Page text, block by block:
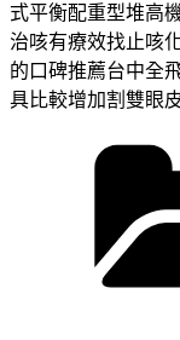
式平衡配重型堆高
治咳有療效找止咳
的口碑推薦台中全
具比較增加割雙眼